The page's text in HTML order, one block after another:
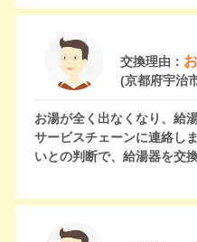
交換理由：
(京都府宇治
お湯が全く出なくなり、給
サービスチェーンに連絡し
いとの判断で、給湯器を交